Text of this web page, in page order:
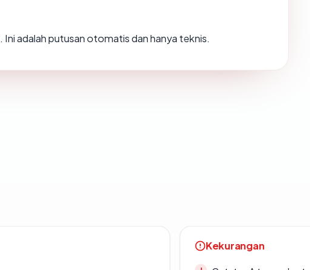
. Ini adalah putusan otomatis dan hanya teknis.
Kekurangan